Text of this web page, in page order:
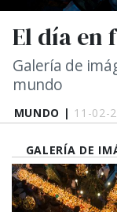
MUNDO | 11-02-
El día en
Galería de
mundo
GALERÍA DE